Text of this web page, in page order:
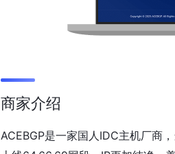
商家介绍
ACEBGP是一家国人IDC主机厂商